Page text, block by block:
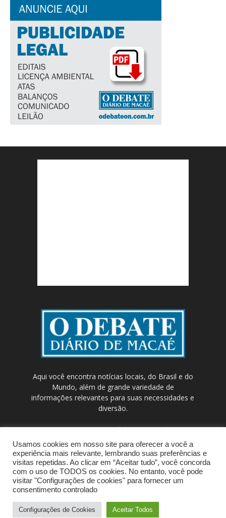
Aqui você encontra notícias locais, do Brasil e do
Mundo, além de grande variedade de
informações relevantes para suas necessidades e
diversão.
Contato:contato@odebateon.com.br /
comercia@odebateon.com.br
Usamos cookies em nosso site para oferecer a você a
experiência mais relevante, lembrando suas preferências e
visitas repetidas. Ao clicar em “Aceitar tudo”, você concorda
com o uso de TODOS os cookies. No entanto, você pode
visitar "Configurações de cookies" para fornecer um
consentimento controlado
Configurações de Cookies Aceitar Todos